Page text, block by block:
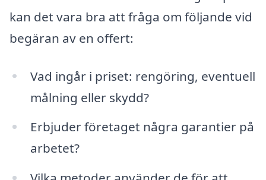
kan det vara bra att fråga om följande vid
begäran av en offert:
Vad ingår i priset: rengöring, eventuell
målning eller skydd?
Erbjuder företaget några garantier på
arbetet?